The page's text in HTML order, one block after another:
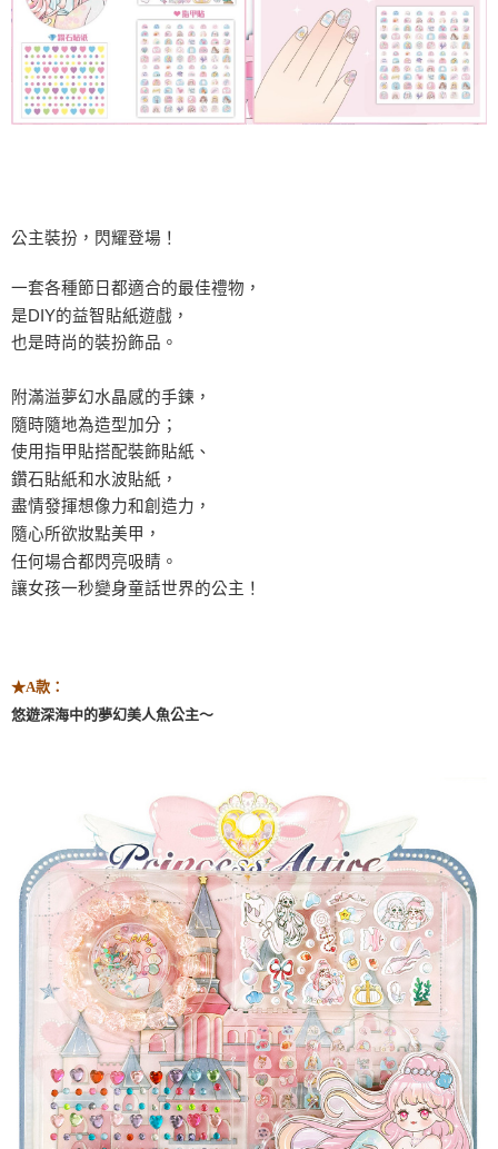
公主裝扮，閃耀登場！
一套各種節日都適合的最佳禮物，
是DIY的益智貼紙遊戲，
也是時尚的裝扮飾品。
附滿溢夢幻水晶感的手鍊，
隨時隨地為造型加分；
使用指甲貼搭配裝飾貼紙、
鑽石貼紙和水波貼紙，
盡情發揮想像力和創造力，
隨心所欲妝點美甲，
任何場合都閃亮吸睛。
讓女孩一秒變身童話世界的公主！
★A款：
悠遊深海中的夢幻美人魚公主～